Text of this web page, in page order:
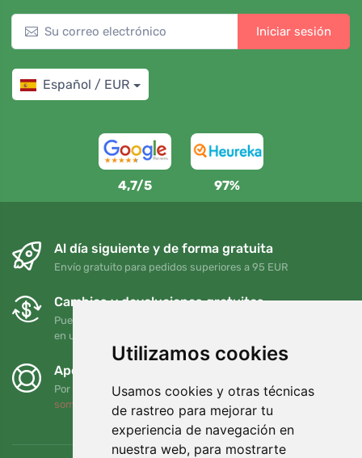
Utilizamos cookies
Usamos cookies y otras técnicas
de rastreo para mejorar tu
experiencia de navegación en
nuestra web, para mostrarte
Iniciar sesión
Español / EUR
4,7/5 97%
Al día siguiente y de forma gratuita
Envío gratuito para pedidos superiores a 95 EUR
Cambios y devoluciones gratuitos
Puede devolver o cambiar su pedido en cualquier momento
en un plazo de 90 días
Apoyamos a Trees.org
Por cada pedido plantamos un árbol. Leer másQuiénes
somos